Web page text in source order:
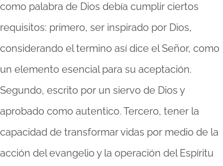
como palabra de Dios debía cumplir ciertos
requisitos: primero, ser inspirado por Dios,
considerando el termino así dice el Señor, como
un elemento esencial para su aceptación.
Segundo, escrito por un siervo de Dios y
aprobado como autentico. Tercero, tener la
capacidad de transformar vidas por medio de la
acción del evangelio y la operación del Espíritu